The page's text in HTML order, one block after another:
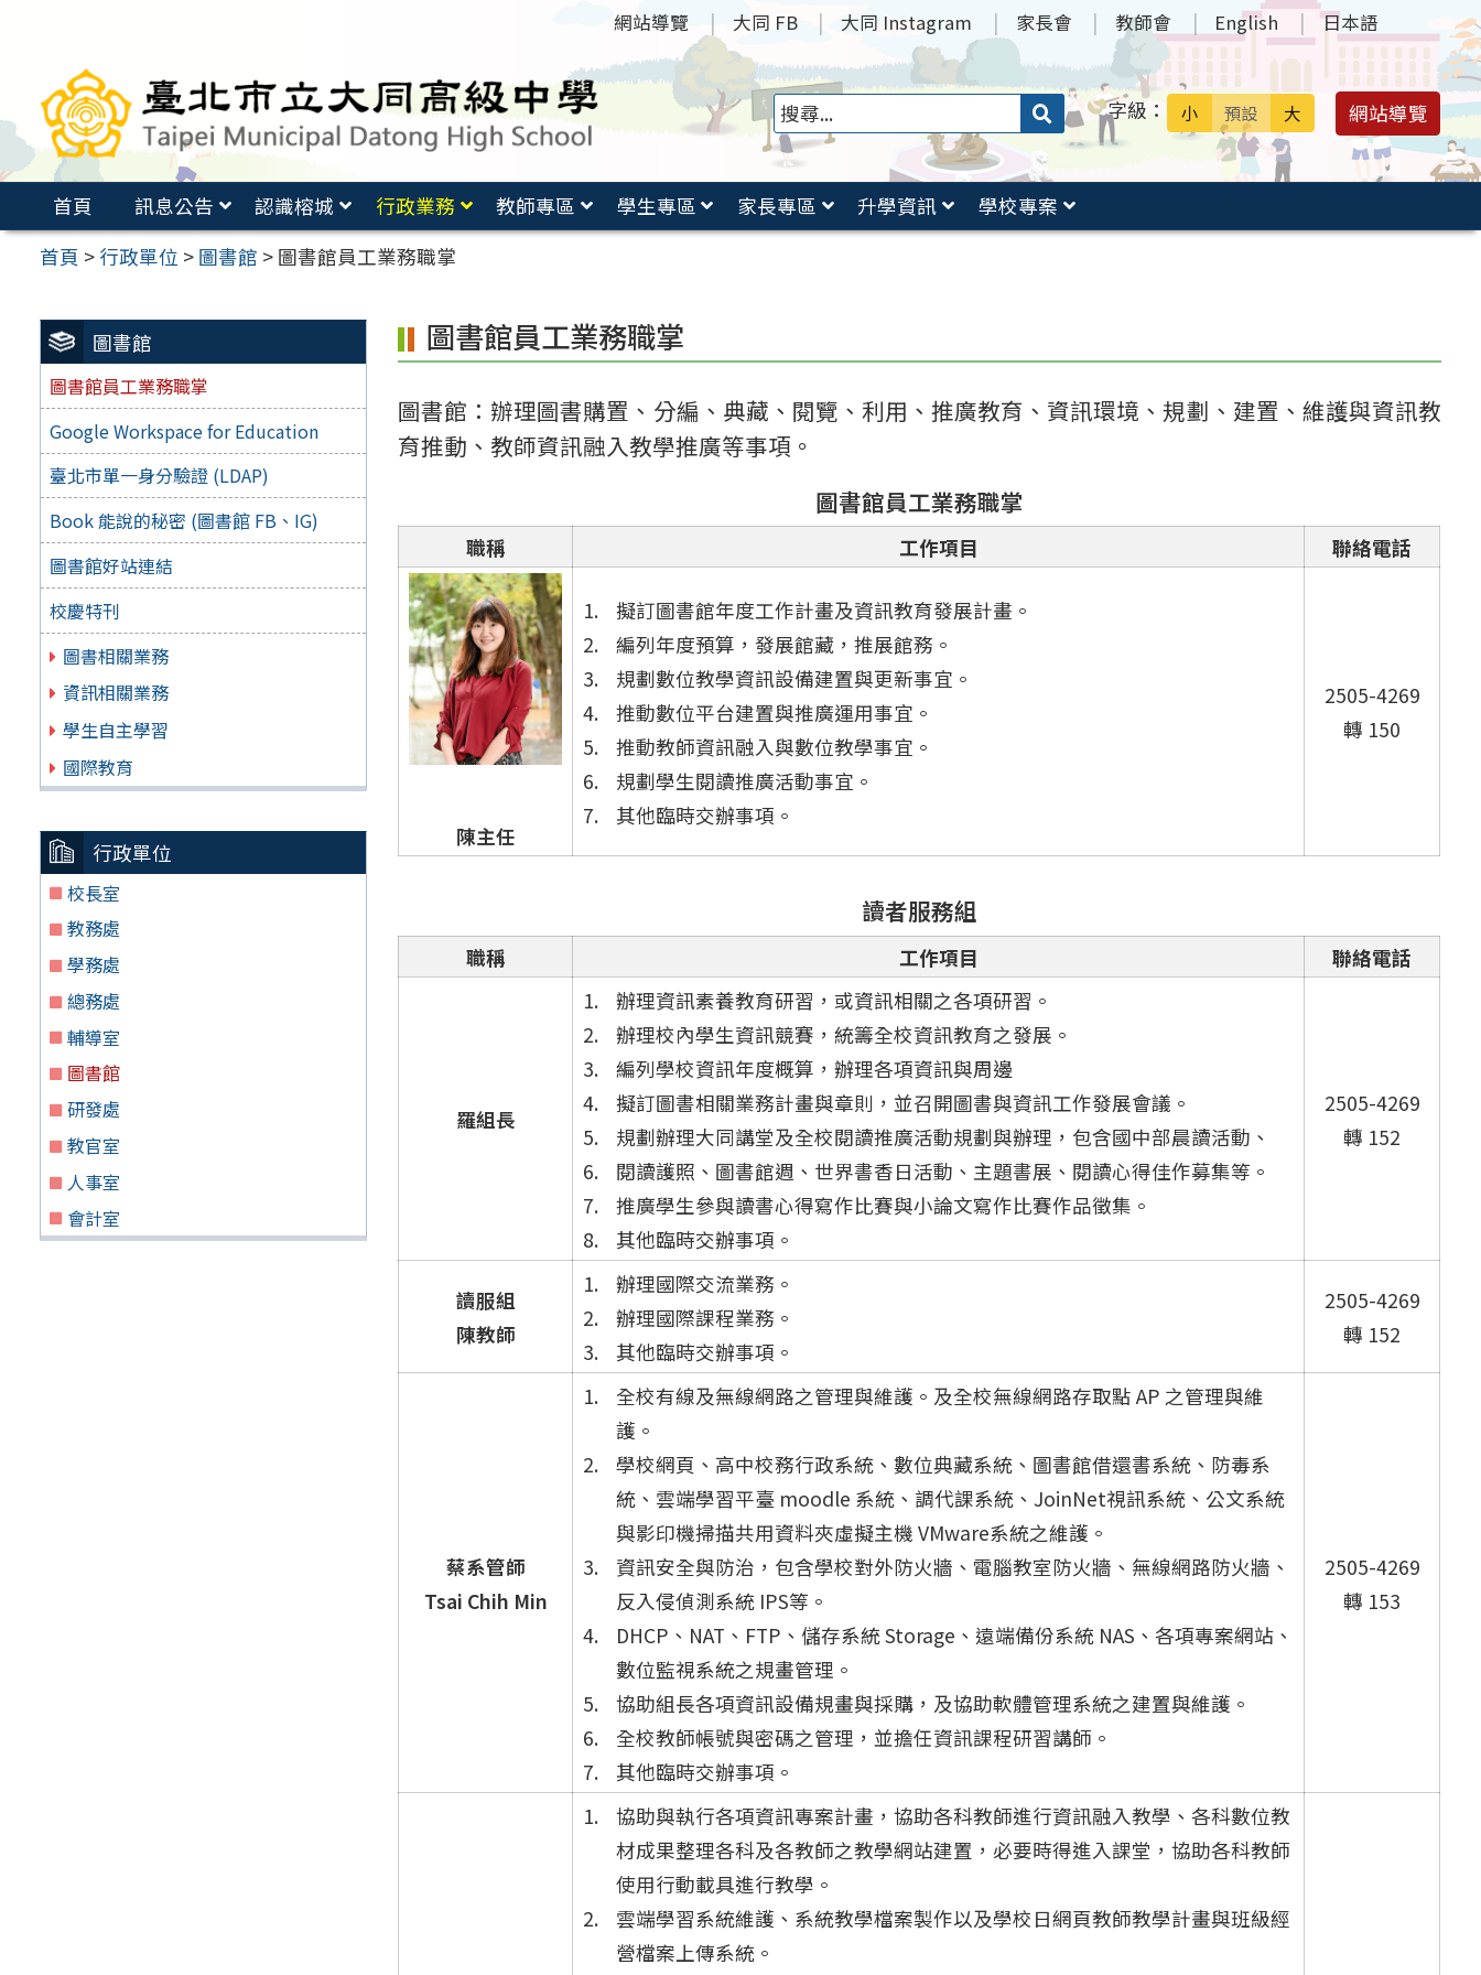
要
容
網站導覽 大同 FB 大同 Instagram 家長會 教師會 English 日本語
搜
送出 字級： 小 預設 大 網站導覽
首頁 訊息公告 認識榕城 行政業務 教師專區 學生專區 家長專區 升學資訊
學校專案
首頁 > 行政單位 > 圖書館 > 圖書館員工業務職掌
圖書館
圖書館員工業務職掌
Google Workspace for Education
臺北市單一身分驗證 (LDAP)
Book 能說的秘密 (圖書館 FB、IG)
圖書館好站連結
校慶特刊
圖書相關業務
資訊相關業務
學生自主學習
國際教育
行政單位
校長室
教務處
學務處
總務處
輔導室
圖書館
研發處
教官室
人事室
會計室
圖書館員工業務職掌
圖書館：辦理圖書購置、分編、典藏、閱覽、利用、推廣教育、資訊環境、規劃、建置、維護與資訊教
育推動、教師資訊融入教學推廣等事項。
圖書館員工業務職掌
職稱 工作項目 聯絡電話
陳主任
擬訂圖書館年度工作計畫及資訊教育發展計畫。
編列年度預算，發展館藏，推展館務。
規劃數位教學資訊設備建置與更新事宜。
推動數位平台建置與推廣運用事宜。
推動教師資訊融入與數位教學事宜。
規劃學生閱讀推廣活動事宜。
其他臨時交辦事項。
2505-4269
轉 150
讀者服務組
職稱 工作項目 聯絡電話
羅組長
辦理資訊素養教育研習，或資訊相關之各項研習。
辦理校內學生資訊競賽，統籌全校資訊教育之發展。
編列學校資訊年度概算，辦理各項資訊與周邊
擬訂圖書相關業務計畫與章則，並召開圖書與資訊工作發展會議。
規劃辦理大同講堂及全校閱讀推廣活動規劃與辦理，包含國中部晨讀活動、
閱讀護照、圖書館週、世界書香日活動、主題書展、閱讀心得佳作募集等。
推廣學生參與讀書心得寫作比賽與小論文寫作比賽作品徵集。
其他臨時交辦事項。
2505-4269
轉 152
讀服組
陳教師
辦理國際交流業務。
辦理國際課程業務。
其他臨時交辦事項。
2505-4269
轉 152
蔡系管師
Tsai Chih Min
全校有線及無線網路之管理與維護。及全校無線網路存取點 AP 之管理與維
護。
學校網頁、高中校務行政系統、數位典藏系統、圖書館借還書系統、防毒系
統、雲端學習平臺 moodle 系統、調代課系統、JoinNet視訊系統、公文系統
與影印機掃描共用資料夾虛擬主機 VMware系統之維護。
資訊安全與防治，包含學校對外防火牆、電腦教室防火牆、無線網路防火牆、
反入侵偵測系統 IPS等。
DHCP、NAT、FTP、儲存系統 Storage、遠端備份系統 NAS、各項專案網站、
數位監視系統之規畫管理。
協助組長各項資訊設備規畫與採購，及協助軟體管理系統之建置與維護。
全校教師帳號與密碼之管理，並擔任資訊課程研習講師。
其他臨時交辦事項。
2505-4269
轉 153
協助與執行各項資訊專案計畫，協助各科教師進行資訊融入教學、各科數位教
材成果整理各科及各教師之教學網站建置，必要時得進入課堂，協助各科教師
使用行動載具進行教學。
雲端學習系統維護、系統教學檔案製作以及學校日網頁教師教學計畫與班級經
營檔案上傳系統。